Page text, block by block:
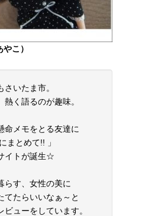
こ）
いたま市。
熱く語るのが趣味。
命メモをとる友達に
まとめて!! 」
イトが誕生☆
らす、女性の美に
てたらいいなぁ～と
ビューをしています。